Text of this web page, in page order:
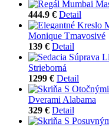
444.9 € Detail
Monique Tmavosivé
139 € Detail
Strieborná
1299 € Detail
Dverami Alabama
329 € Detail